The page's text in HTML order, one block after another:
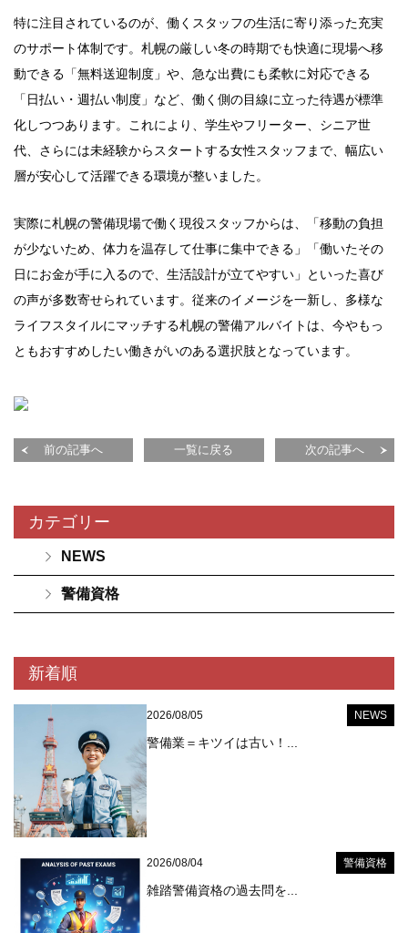
特に注目されているのが、働くスタッフの生活に寄り添った充実
のサポート体制です。札幌の厳しい冬の時期でも快適に現場へ移
動できる「無料送迎制度」や、急な出費にも柔軟に対応できる
「日払い・週払い制度」など、働く側の目線に立った待遇が標準
化しつつあります。これにより、学生やフリーター、シニア世
代、さらには未経験からスタートする女性スタッフまで、幅広い
層が安心して活躍できる環境が整いました。
実際に札幌の警備現場で働く現役スタッフからは、「移動の負担
が少ないため、体力を温存して仕事に集中できる」「働いたその
日にお金が手に入るので、生活設計が立てやすい」といった喜び
の声が多数寄せられています。従来のイメージを一新し、多様な
ライフスタイルにマッチする札幌の警備アルバイトは、今やもっ
ともおすすめしたい働きがいのある選択肢となっています。
前の記事へ 一覧に戻る 次の記事へ
カテゴリー
NEWS
警備資格
新着順
2026/08/05 NEWS
警備業＝キツイは古い！...
2026/08/04 警備資格
雑踏警備資格の過去問を...